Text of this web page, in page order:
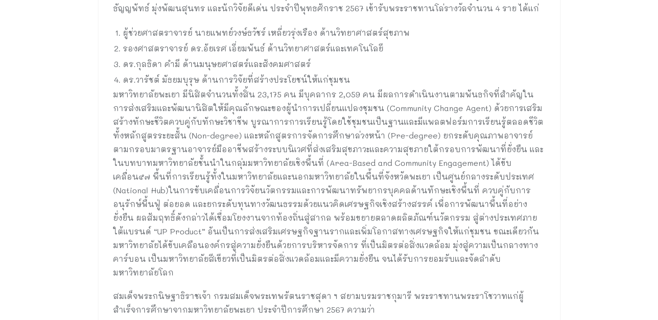
ธัญญพัทธ์ มุ่งพัฒนสุนทร และนักวิจัยดีเด่น ประจำปีพุทธศักราช 2567 เข้ารับพระราชทานโล่รางวัลจำนวน 4 ราย ได้แก่
ผู้ช่วยศาสตราจารย์ นายแพทย์วงษ์ธวัชร์ เหลี่ยวรุ่งเรือง ด้านวิทยาศาสตร์สุขภาพ
รองศาสตราจารย์ ดร.อัยเรศ เอี่ยมพันธ์ ด้านวิทยาศาสตร์และเทคโนโลยี
ดร.กุลธิดา คำมี ด้านมนุษยศาสตร์และสังคมศาสตร์
ดร.วารัชต์ มัธยมบุรุษ ด้านการวิจัยที่สร้างประโยชน์ให้แก่ชุมชน
มหาวิทยาลัยพะเยา มีนิสิตจำนวนทั้งสิ้น 23,175 คน มีบุคลากร 2,059 คน มีผลการดำเนินงานตามพันธกิจที่สำคัญใน
การส่งเสริมและพัฒนานิสิตให้มีคุณลักษณะของผู้นำการเปลี่ยนแปลงชุมชน (Community Change Agent) ด้วยการเสริม
สร้างทักษะชีวิตควบคู่กับทักษะวิชาชีพ บูรณาการการเรียนรู้โดยใช้ชุมชนเป็นฐานและมีแพลตฟอร์มการเรียนรู้ตลอดชีวิต
ทั้งหลักสูตรระยะสั้น (Non-degree) และหลักสูตรการจัดการศึกษาล่วงหน้า (Pre-degree) ยกระดับคุณภาพอาจารย์
ตามกรอบมาตรฐานอาจารย์มืออาชีพสร้างระบบนิเวศที่ส่งเสริมสุขภาวะและความสุขภายใต้กรอบการพัฒนาที่ยั่งยืน และ
ในบทบาทมหาวิทยาลัยชั้นนำในกลุ่มมหาวิทยาลัยเชิงพื้นที่ (Area-Based and Community Engagement) ได้ขับ
เคลื่อน๕๗ พื้นที่การเรียนรู้ทั้งในมหาวิทยาลัยและนอกมหาวิทยาลัยในพื้นที่จังหวัดพะเยา เป็นศูนย์กลางระดับประเทศ
(National Hub)ในการขับเคลื่อนการวิจัยนวัตกรรมและการพัฒนาทรัพยากรบุคคลด้านทักษะเชิงพื้นที่ ควบคู่กับการ
อนุรักษ์พื้นฟู่ ต่อยอด และยกระดับทุนทางวัฒนธรรมด้วยแนวคิดเศรษฐกิจเชิงสร้างสรรค์ เพื่อการพัฒนาพื้นที่อย่าง
ยั่งยืน ผลสัมฤทธิ์ดังกล่าวได้เชื่อมโยงงานจากท้องถิ่นสู่สากล พร้อมขยายตลาดผลิตภัณฑ์นวัตกรรม สู่ต่างประเทศภาย
ใต้แบรนด์ “UP Product” อันเป็นการส่งเสริมเศรษฐกิจฐานรากและเพิ่มโอกาสทางเศรษฐกิจให้แก่ชุมชน ขณะเดียวกัน
มหาวิทยาลัยได้ขับเคลือนองค์กรสู่ความยั่งยืนด้วยการบริหารจัดการ ที่เป็นมิตรต่อสิ่งแวดล้อม มุ่งสู่ความเป็นกลางทาง
คาร์บอน เป็นมหาวิทยาลัยสีเขียวที่เป็นมิตรต่อสิ่งแวดล้อมและมีความยั่งยืน จนได้รับการยอมรับและจัดลำดับ
มหาวิทยาลัยโลก
สมเด็จพระกนิษฐาธิราชเจ้า กรมสมเด็จพระเทพรัตนราชสุดา ฯ สยามบรมราชกุมารี พระราชทานพระราโชวาทแก่ผู้
สำเร็จการศึกษาจากมหาวิทยาลัยพะเยา ประจำปีการศึกษา 2567 ความว่า